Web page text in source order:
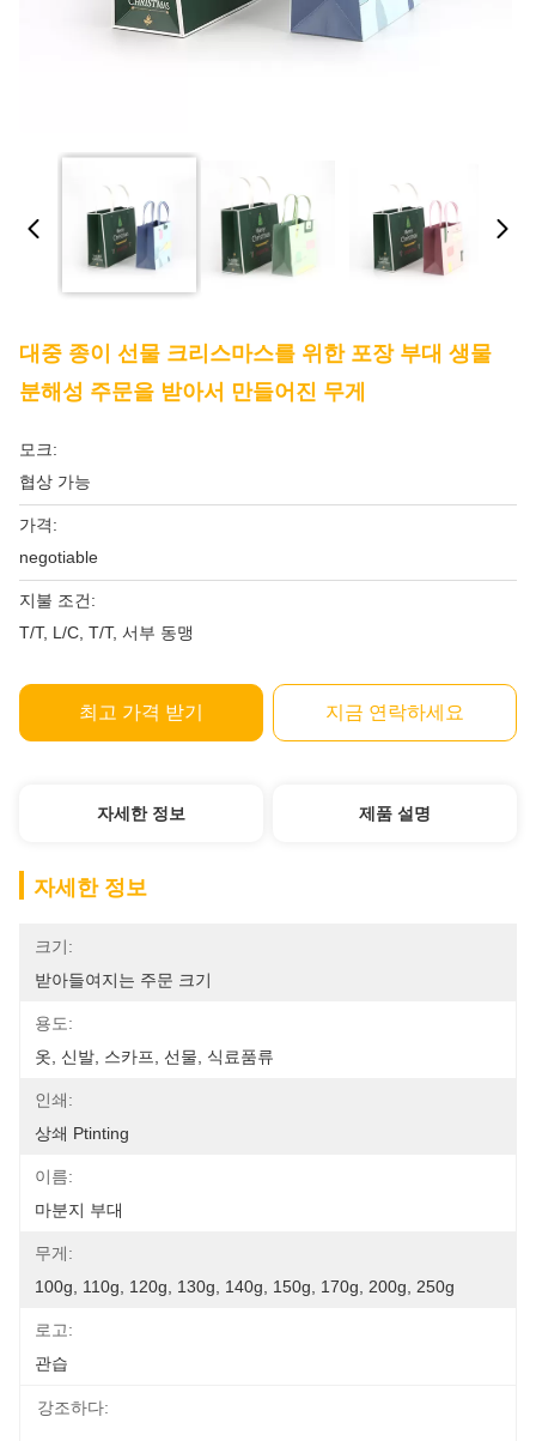
대중 종이 선물 크리스마스를 위한 포장 부대 생물
분해성 주문을 받아서 만들어진 무게
모크:
협상 가능
가격:
negotiable
지불 조건:
T/T, L/C, T/T, 서부 동맹
최고 가격 받기 지금 연락하세요
자세한 정보 제품 설명
자세한 정보
크기:
받아들여지는 주문 크기
용도:
옷, 신발, 스카프, 선물, 식료품류
인쇄:
상쇄 Ptinting
이름:
마분지 부대
무게:
100g, 110g, 120g, 130g, 140g, 150g, 170g, 200g, 250g
로고:
관습
강조하다: